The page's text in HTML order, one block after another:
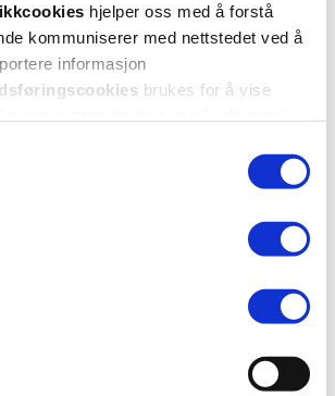
hjelper oss med å forstå
kommuniserer med nettstedet ved å
informasjon
brukes for å vise
levert raskt og trygt på avtalt måte
Kom i gang